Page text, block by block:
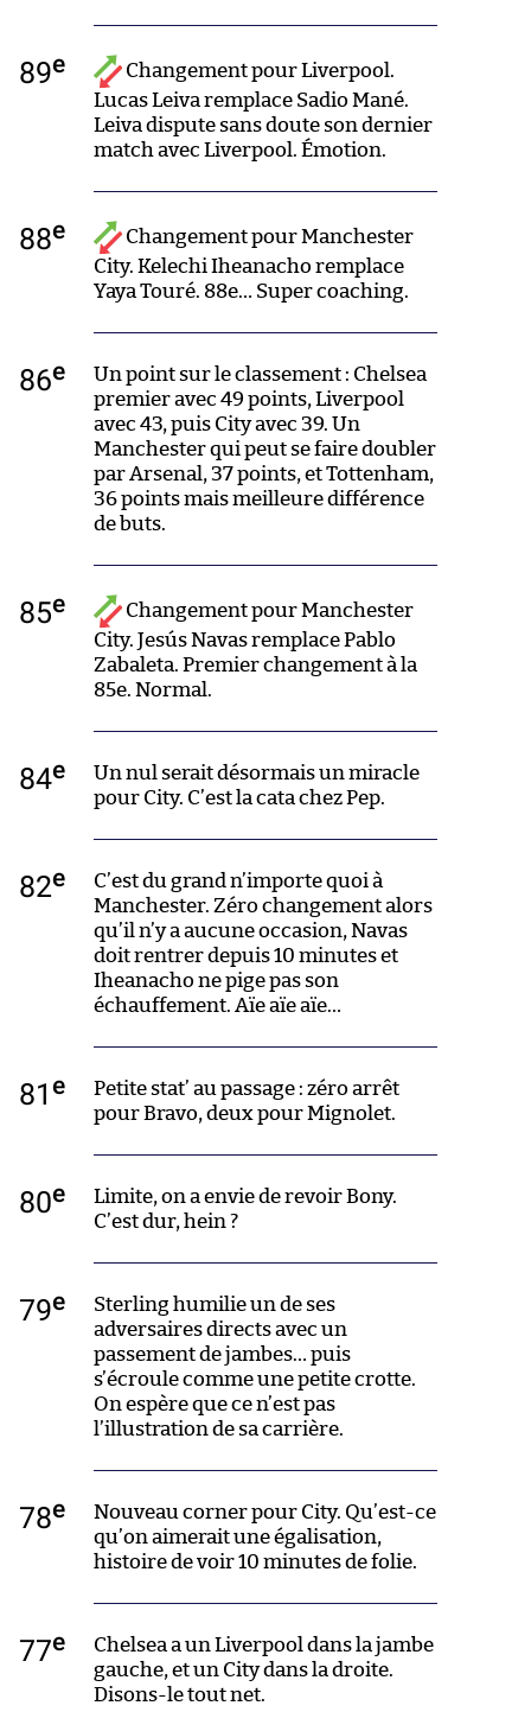
89e
Changement pour Liverpool.
Lucas Leiva remplace Sadio Mané.
Leiva dispute sans doute son dernier
match avec Liverpool. Émotion.
88e
Changement pour Manchester
City. Kelechi Iheanacho remplace
Yaya Touré. 88e… Super coaching.
86e
Un point sur le classement : Chelsea
premier avec 49 points, Liverpool
avec 43, puis City avec 39. Un
Manchester qui peut se faire doubler
par Arsenal, 37 points, et Tottenham,
36 points mais meilleure différence
de buts.
85e
Changement pour Manchester
City. Jesús Navas remplace Pablo
Zabaleta. Premier changement à la
85e. Normal.
84e
Un nul serait désormais un miracle
pour City. C’est la cata chez Pep.
82e
C’est du grand n’importe quoi à
Manchester. Zéro changement alors
qu’il n’y a aucune occasion, Navas
doit rentrer depuis 10 minutes et
Iheanacho ne pige pas son
échauffement. Aïe aïe aïe…
81 e
Petite stat’ au passage : zéro arrêt
pour Bravo, deux pour Mignolet.
80e
Limite, on a envie de revoir Bony.
C’est dur, hein ?
79e
Sterling humilie un de ses
adversaires directs avec un
passement de jambes… puis
s’écroule comme une petite crotte.
On espère que ce n’est pas
l’illustration de sa carrière.
78e
Nouveau corner pour City. Qu’est-ce
qu’on aimerait une égalisation,
histoire de voir 10 minutes de folie.
77e
Chelsea a un Liverpool dans la jambe
gauche, et un City dans la droite.
Disons-le tout net.